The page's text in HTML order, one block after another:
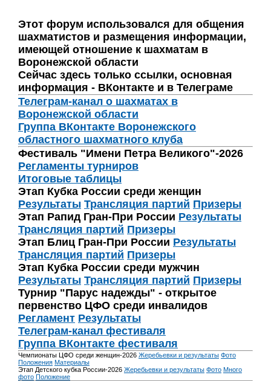
Этот форум использовался для общения
шахматистов и размещения информации,
имеющей отношение к шахматам в
Воронежской области
Сейчас здесь только ссылки, основная
информация - ВКонтакте и в Телеграме
Телеграм-канал о шахматах в
Воронежской области
Группа ВКонтакте Воронежского
областного шахматного клуба
Фестиваль "Имени Петра Великого"-2026
Регламенты турниров
Итоговые таблицы
Этап Кубка России среди женщин
Результаты Трансляция партий Призеры
Этап Рапид Гран-При России Результаты
Трансляция партий Призеры
Этап Блиц Гран-При России Результаты
Трансляция партий Призеры
Этап Кубка России среди мужчин
Результаты Трансляция партий Призеры
Турнир "Парус надежды" - открытое
первенство ЦФО среди инвалидов
Регламент Результаты
Телеграм-канал фестиваля
Группа ВКонтакте фестиваля
Чемпионаты ЦФО среди женщин-2026 Жеребьевки и результаты Фото
Положения Материалы
Этап Детского кубка России-2026 Жеребьевки и результаты Фото Много
фото Положение